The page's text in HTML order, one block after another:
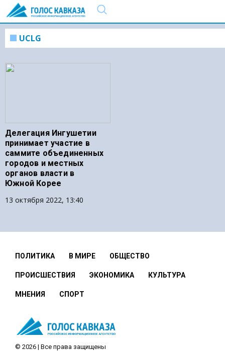
UCLG
Делегация Ингушетии
принимает участие в
саммите объединенных
городов и местных
органов власти в
Южной Корее
13 октября 2022, 13:40
ПОЛИТИКА В МИРЕ ОБЩЕСТВО
ПРОИСШЕСТВИЯ ЭКОНОМИКА КУЛЬТУРА
МНЕНИЯ СПОРТ
© 2026 | Все права защищены